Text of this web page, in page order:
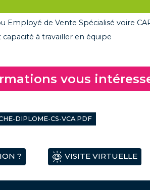
Employé de Vente Spécialisé voire
à travailler en équipe
vous
DIPLOME-CS-VCA.PDF
? VISITE VIRTUELLE